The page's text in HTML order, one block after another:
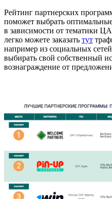
Рейтинг партнерских
поможет выбрать
в зависимости от тематики
легко можете заказать тут
например из социальных
выбирать свой собственный
вознаграждение от